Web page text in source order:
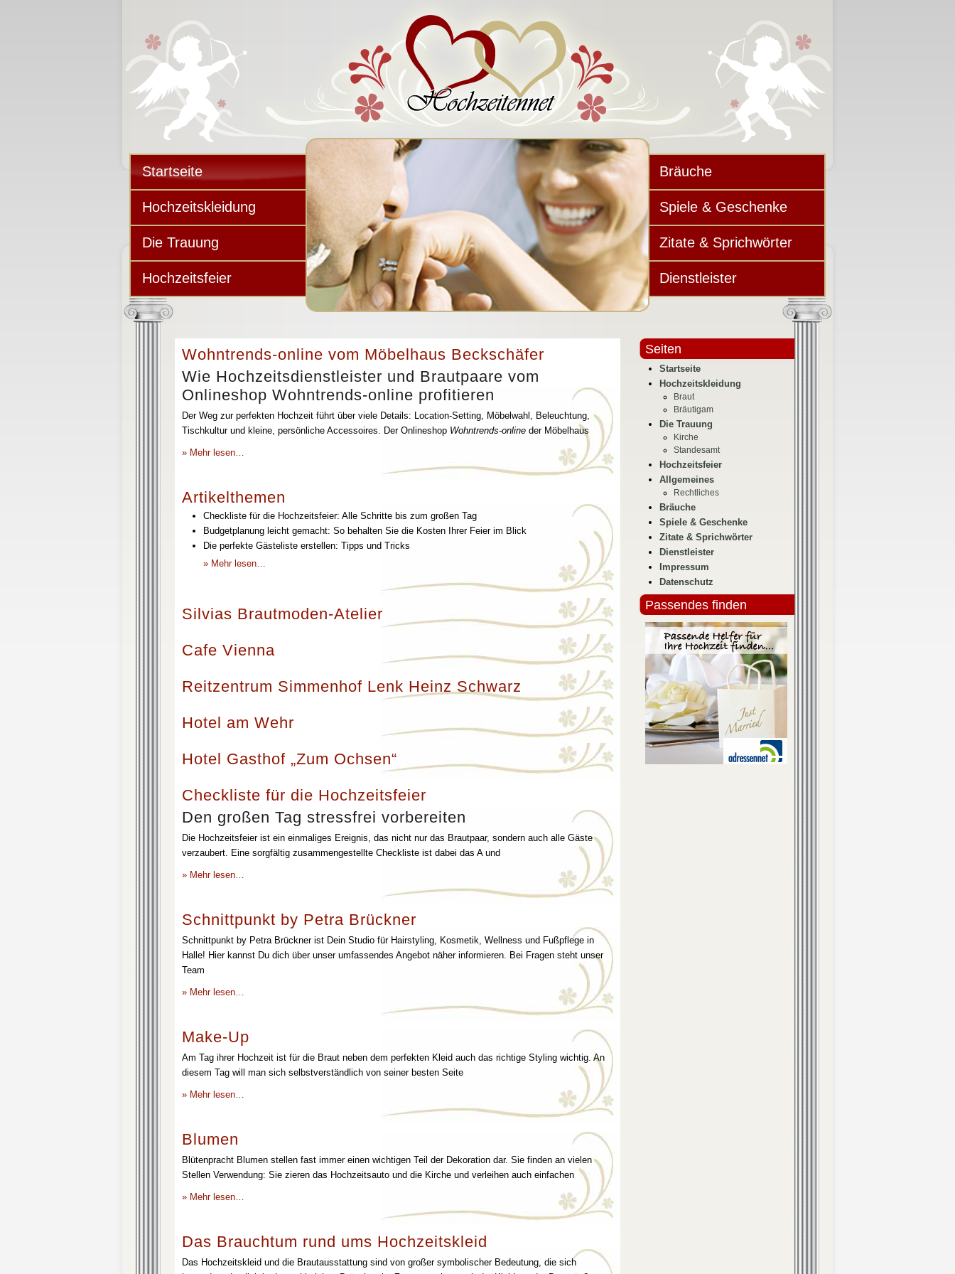
Startseite
Hochzeitskleidung
Die Trauung
Hochzeitsfeier
Bräuche
Spiele & Geschenke
Zitate & Sprichwörter
Dienstleister
Wohntrends-online vom Möbelhaus Beckschäfer
Wie Hochzeitsdienstleister und Brautpaare vom
Onlineshop Wohntrends-online profitieren
Der Weg zur perfekten Hochzeit führt über viele Details: Location-Setting, Möbelwahl, Beleuchtung,
Tischkultur und kleine, persönliche Accessoires. Der Onlineshop Wohntrends-online der Möbelhaus
» Mehr lesen…
Artikelthemen
Checkliste für die Hochzeitsfeier: Alle Schritte bis zum großen Tag
Budgetplanung leicht gemacht: So behalten Sie die Kosten Ihrer Feier im Blick
Die perfekte Gästeliste erstellen: Tipps und Tricks
» Mehr lesen…
Silvias Brautmoden-Atelier
Cafe Vienna
Reitzentrum Simmenhof Lenk Heinz Schwarz
Hotel am Wehr
Hotel Gasthof „Zum Ochsen“
Checkliste für die Hochzeitsfeier
Den großen Tag stressfrei vorbereiten
Die Hochzeitsfeier ist ein einmaliges Ereignis, das nicht nur das Brautpaar, sondern auch alle Gäste
verzaubert. Eine sorgfältig zusammengestellte Checkliste ist dabei das A und
» Mehr lesen…
Schnittpunkt by Petra Brückner
Schnittpunkt by Petra Brückner ist Dein Studio für Hairstyling, Kosmetik, Wellness und Fußpflege in
Halle! Hier kannst Du dich über unser umfassendes Angebot näher informieren. Bei Fragen steht unser
Team
» Mehr lesen…
Make-Up
Am Tag ihrer Hochzeit ist für die Braut neben dem perfekten Kleid auch das richtige Styling wichtig. An
diesem Tag will man sich selbstverständlich von seiner besten Seite
» Mehr lesen…
Blumen
Blütenpracht Blumen stellen fast immer einen wichtigen Teil der Dekoration dar. Sie finden an vielen
Stellen Verwendung: Sie zieren das Hochzeitsauto und die Kirche und verleihen auch einfachen
» Mehr lesen…
Das Brauchtum rund ums Hochzeitskleid
Das Hochzeitskleid und die Brautausstattung sind von großer symbolischer Bedeutung, die sich
Seiten
Startseite
Hochzeitskleidung
Braut
Bräutigam
Die Trauung
Kirche
Standesamt
Hochzeitsfeier
Allgemeines
Rechtliches
Bräuche
Spiele & Geschenke
Zitate & Sprichwörter
Dienstleister
Impressum
Datenschutz
Passendes finden